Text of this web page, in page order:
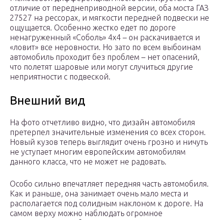
отличие от переднеприводной версии, оба моста ГАЗ
27527 на рессорах, и мягкости передней подвески не
ощущается. Особенно жестко едет по дороге
ненагруженный «Соболь» 4х4 – он раскачивается и
«ловит» все неровности. Но зато по всем выбоинам
автомобиль проходит без проблем – нет опасений,
что полетят шаровые или могут случиться другие
неприятности с подвеской.
Внешний вид
На фото отчетливо видно, что дизайн автомобиля
претерпел значительные изменения со всех сторон.
Новый кузов теперь выглядит очень грозно и ничуть
не уступает многим европейским автомобилям
данного класса, что не может не радовать.
Особо сильно впечатляет передняя часть автомобиля.
Как и раньше, она занимает очень мало места и
располагается под солидным наклоном к дороге. На
самом верху можно наблюдать огромное